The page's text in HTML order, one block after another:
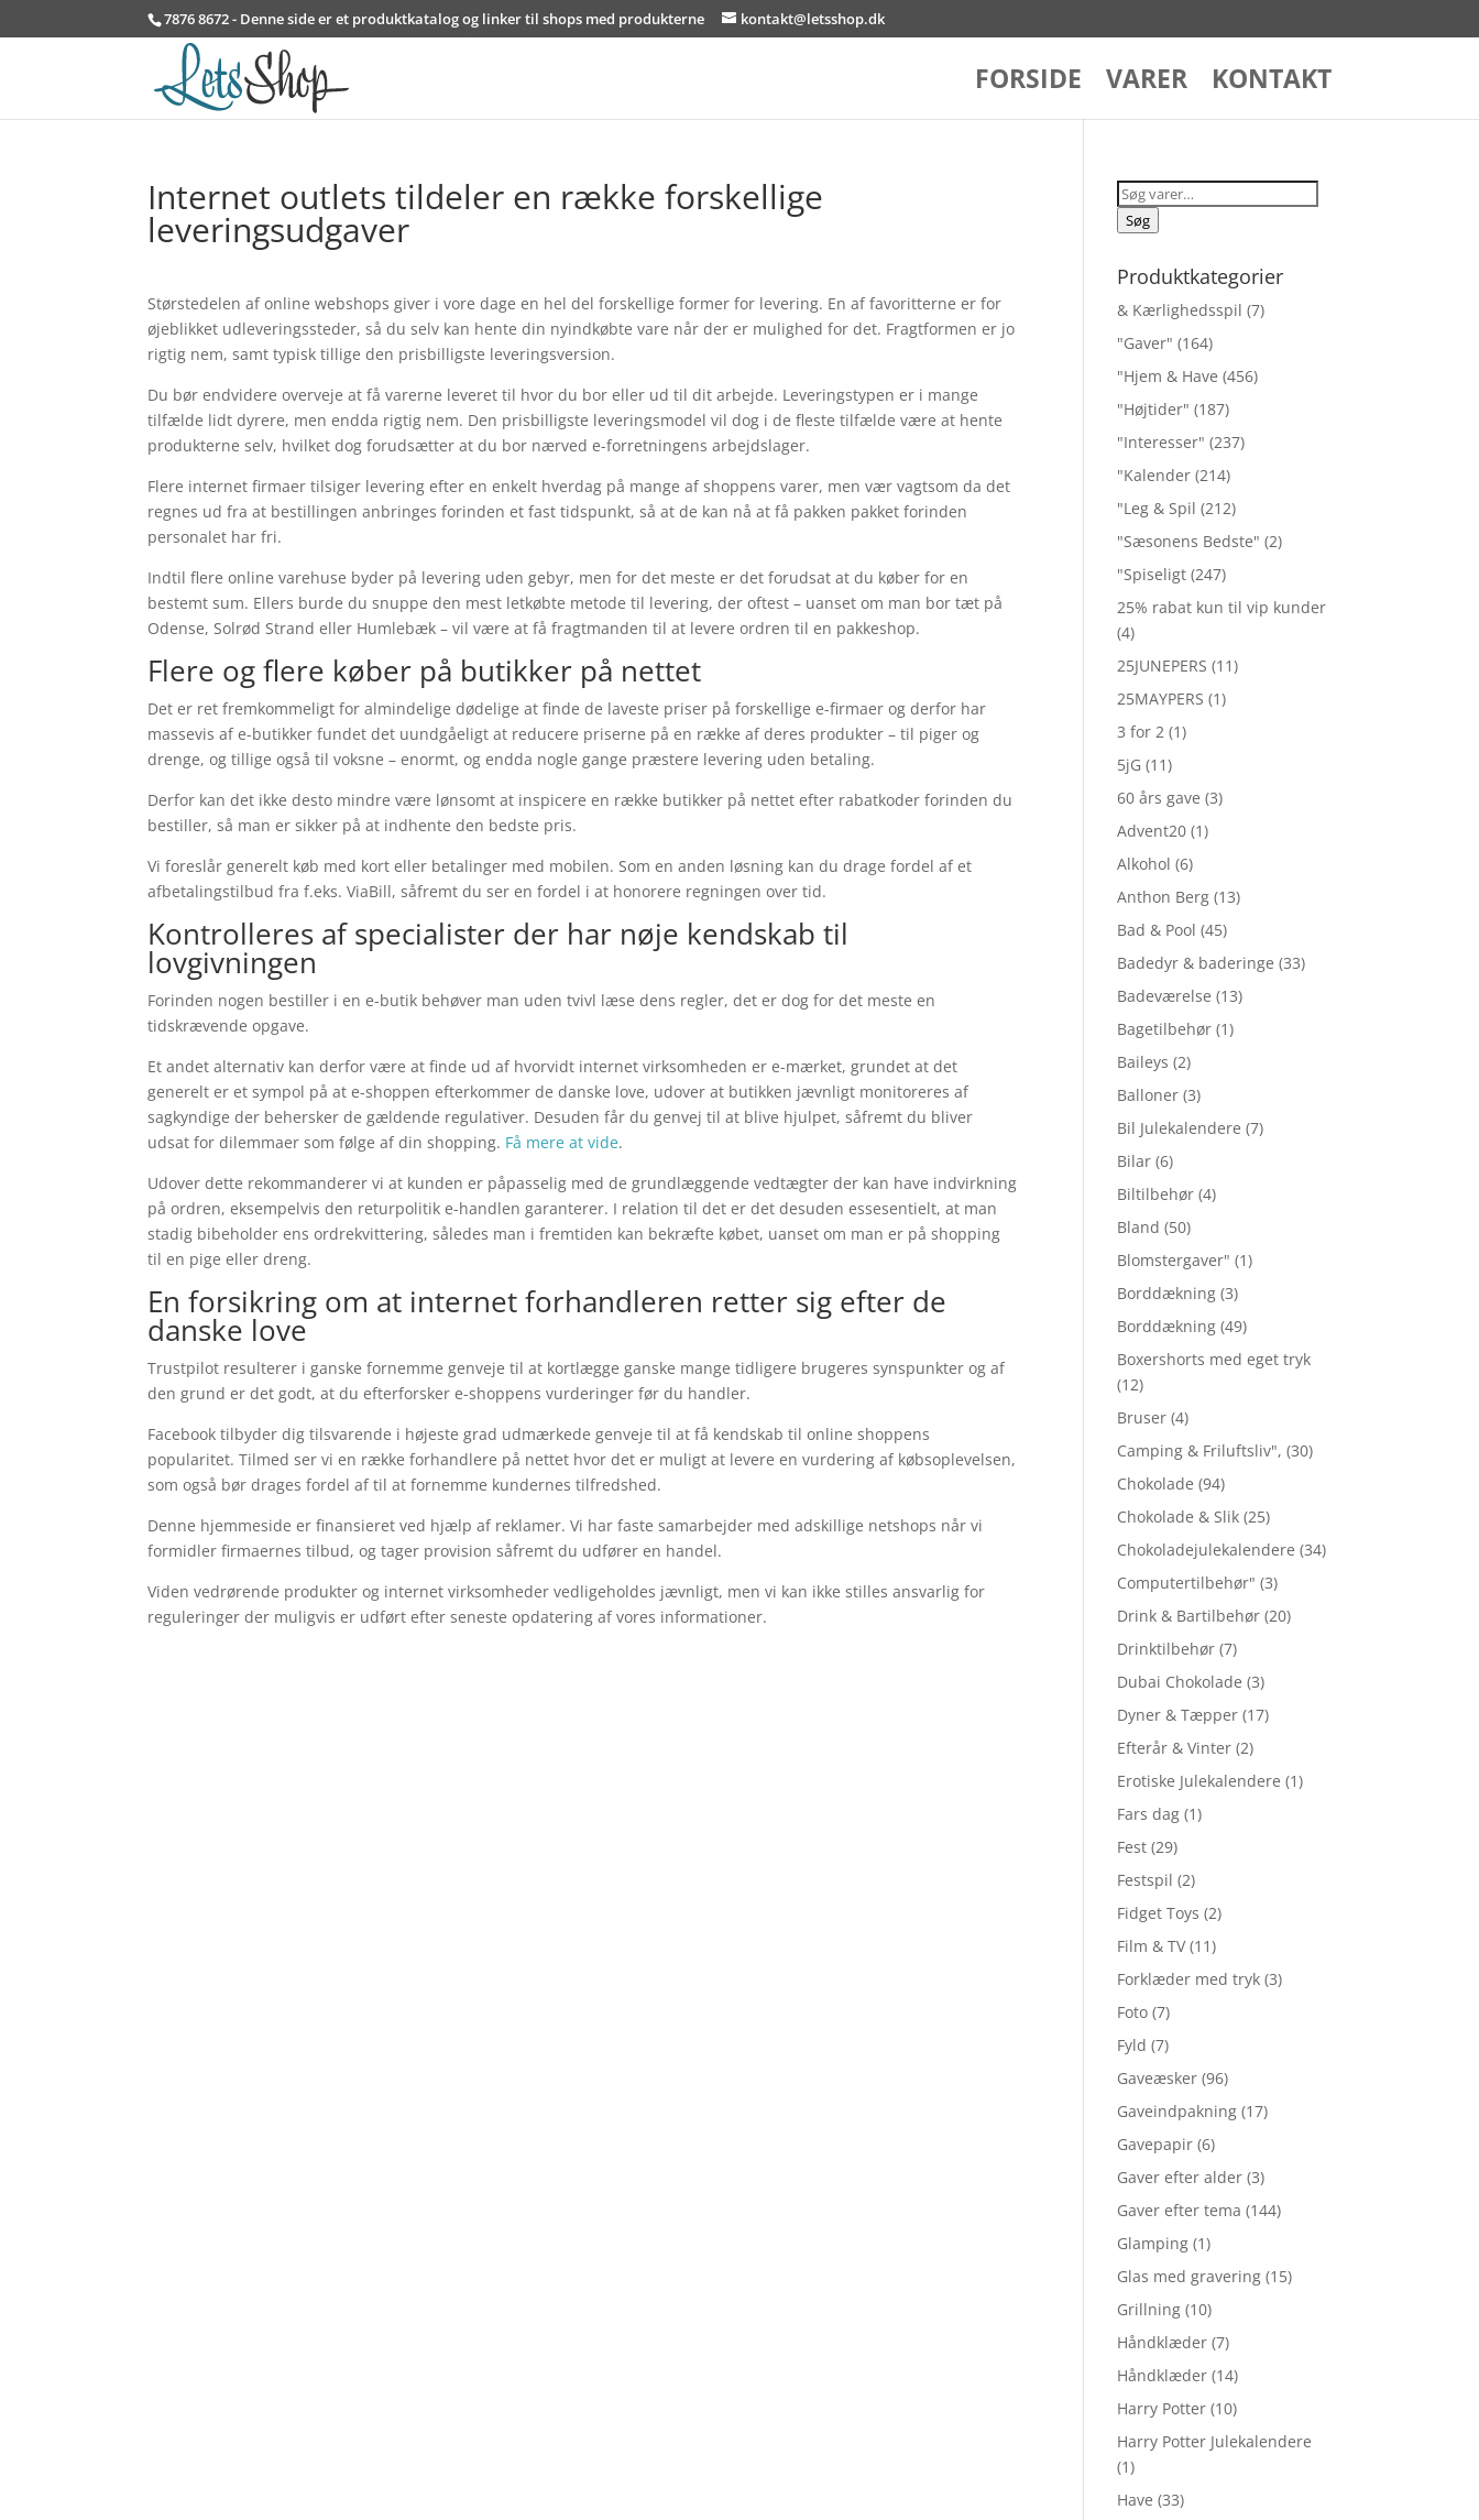
7876 8672 - Denne side er et produktkatalog og linker til shops med produkterne kontakt@letsshop.dk
FORSIDE VARER KONTAKT
Internet outlets tildeler en række forskellige
leveringsudgaver
Størstedelen af online webshops giver i vore dage en hel del forskellige former for levering. En af favoritterne er for
øjeblikket udleveringssteder, så du selv kan hente din nyindkøbte vare når der er mulighed for det. Fragtformen er jo
rigtig nem, samt typisk tillige den prisbilligste leveringsversion.
Du bør endvidere overveje at få varerne leveret til hvor du bor eller ud til dit arbejde. Leveringstypen er i mange
tilfælde lidt dyrere, men endda rigtig nem. Den prisbilligste leveringsmodel vil dog i de fleste tilfælde være at hente
produkterne selv, hvilket dog forudsætter at du bor nærved e-forretningens arbejdslager.
Flere internet firmaer tilsiger levering efter en enkelt hverdag på mange af shoppens varer, men vær vagtsom da det
regnes ud fra at bestillingen anbringes forinden et fast tidspunkt, så at de kan nå at få pakken pakket forinden
personalet har fri.
Indtil flere online varehuse byder på levering uden gebyr, men for det meste er det forudsat at du køber for en
bestemt sum. Ellers burde du snuppe den mest letkøbte metode til levering, der oftest – uanset om man bor tæt på
Odense, Solrød Strand eller Humlebæk – vil være at få fragtmanden til at levere ordren til en pakkeshop.
Flere og flere køber på butikker på nettet
Det er ret fremkommeligt for almindelige dødelige at finde de laveste priser på forskellige e-firmaer og derfor har
massevis af e-butikker fundet det uundgåeligt at reducere priserne på en række af deres produkter – til piger og
drenge, og tillige også til voksne – enormt, og endda nogle gange præstere levering uden betaling.
Derfor kan det ikke desto mindre være lønsomt at inspicere en række butikker på nettet efter rabatkoder forinden du
bestiller, så man er sikker på at indhente den bedste pris.
Vi foreslår generelt køb med kort eller betalinger med mobilen. Som en anden løsning kan du drage fordel af et
afbetalingstilbud fra f.eks. ViaBill, såfremt du ser en fordel i at honorere regningen over tid.
Kontrolleres af specialister der har nøje kendskab til
lovgivningen
Forinden nogen bestiller i en e-butik behøver man uden tvivl læse dens regler, det er dog for det meste en
tidskrævende opgave.
Et andet alternativ kan derfor være at finde ud af hvorvidt internet virksomheden er e-mærket, grundet at det
generelt er et sympol på at e-shoppen efterkommer de danske love, udover at butikken jævnligt monitoreres af
sagkyndige der behersker de gældende regulativer. Desuden får du genvej til at blive hjulpet, såfremt du bliver
udsat for dilemmaer som følge af din shopping. Få mere at vide.
Udover dette rekommanderer vi at kunden er påpasselig med de grundlæggende vedtægter der kan have indvirkning
på ordren, eksempelvis den returpolitik e-handlen garanterer. I relation til det er det desuden essesentielt, at man
stadig bibeholder ens ordrekvittering, således man i fremtiden kan bekræfte købet, uanset om man er på shopping
til en pige eller dreng.
En forsikring om at internet forhandleren retter sig efter de
danske love
Trustpilot resulterer i ganske fornemme genveje til at kortlægge ganske mange tidligere brugeres synspunkter og af
den grund er det godt, at du efterforsker e-shoppens vurderinger før du handler.
Facebook tilbyder dig tilsvarende i højeste grad udmærkede genveje til at få kendskab til online shoppens
popularitet. Tilmed ser vi en række forhandlere på nettet hvor det er muligt at levere en vurdering af købsoplevelsen,
som også bør drages fordel af til at fornemme kundernes tilfredshed.
Denne hjemmeside er finansieret ved hjælp af reklamer. Vi har faste samarbejder med adskillige netshops når vi
formidler firmaernes tilbud, og tager provision såfremt du udfører en handel.
Viden vedrørende produkter og internet virksomheder vedligeholdes jævnligt, men vi kan ikke stilles ansvarlig for
reguleringer der muligvis er udført efter seneste opdatering af vores informationer.
Søg
efter:
Søg
Produktkategorier
& Kærlighedsspil (7)
"Gaver" (164)
"Hjem & Have (456)
"Højtider" (187)
"Interesser" (237)
"Kalender (214)
"Leg & Spil (212)
"Sæsonens Bedste" (2)
"Spiseligt (247)
25% rabat kun til vip kunder
(4)
25JUNEPERS (11)
25MAYPERS (1)
3 for 2 (1)
5jG (11)
60 års gave (3)
Advent20 (1)
Alkohol (6)
Anthon Berg (13)
Bad & Pool (45)
Badedyr & baderinge (33)
Badeværelse (13)
Bagetilbehør (1)
Baileys (2)
Balloner (3)
Bil Julekalendere (7)
Bilar (6)
Biltilbehør (4)
Bland (50)
Blomstergaver" (1)
Borddækning (3)
Borddækning (49)
Boxershorts med eget tryk
(12)
Bruser (4)
Camping & Friluftsliv", (30)
Chokolade (94)
Chokolade & Slik (25)
Chokoladejulekalendere (34)
Computertilbehør" (3)
Drink & Bartilbehør (20)
Drinktilbehør (7)
Dubai Chokolade (3)
Dyner & Tæpper (17)
Efterår & Vinter (2)
Erotiske Julekalendere (1)
Fars dag (1)
Fest (29)
Festspil (2)
Fidget Toys (2)
Film & TV (11)
Forklæder med tryk (3)
Foto (7)
Fyld (7)
Gaveæsker (96)
Gaveindpakning (17)
Gavepapir (6)
Gaver efter alder (3)
Gaver efter tema (144)
Glamping (1)
Glas med gravering (15)
Grillning (10)
Håndklæder (7)
Håndklæder (14)
Harry Potter (10)
Harry Potter Julekalendere
(1)
Have (33)